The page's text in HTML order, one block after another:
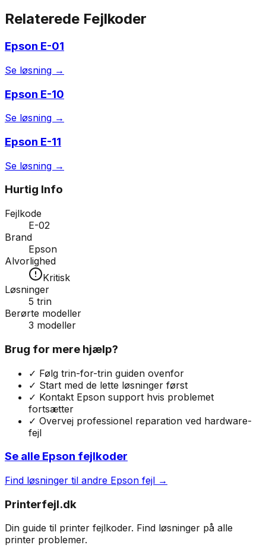
Relaterede Fejlkoder
Epson E-01
Se løsning →
Epson E-10
Se løsning →
Epson E-11
Se løsning →
Hurtig Info
Fejlkode
E-02
Brand
Epson
Alvorlighed
Kritisk
Løsninger
5 trin
Berørte modeller
3 modeller
Brug for mere hjælp?
✓ Følg trin-for-trin guiden ovenfor
✓ Start med de lette løsninger først
✓ Kontakt Epson support hvis problemet
fortsætter
✓ Overvej professionel reparation ved hardware-
fejl
Se alle Epson fejlkoder
Find løsninger til andre Epson fejl →
Printerfejl.dk
Din guide til printer fejlkoder. Find løsninger på alle
printer problemer.